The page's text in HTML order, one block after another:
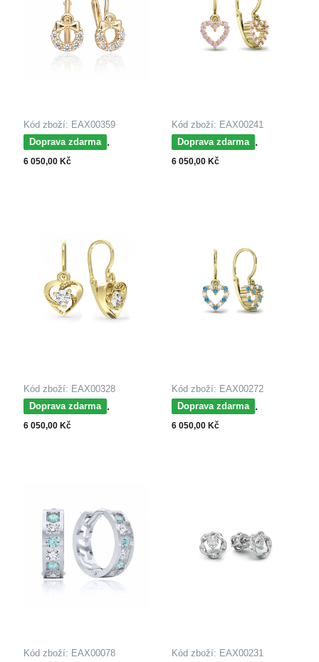
Kód zboží: EAX00359
Doprava zdarma
MOISS dětské
náušnice ze žlutého
6 050,00 Kč
Kód zboží: EAX00241
Doprava zdarma
MOISS dětské
náušnice ze žlutého
6 050,00 Kč
Kód zboží: EAX00328
Doprava zdarma
MOISS dětské
náušnice ze žlutého
6 050,00 Kč
Kód zboží: EAX00272
Doprava zdarma
MOISS dětské
náušnice ze žlutého
6 050,00 Kč
Kód zboží: EAX00078
Kód zboží: EAX00231